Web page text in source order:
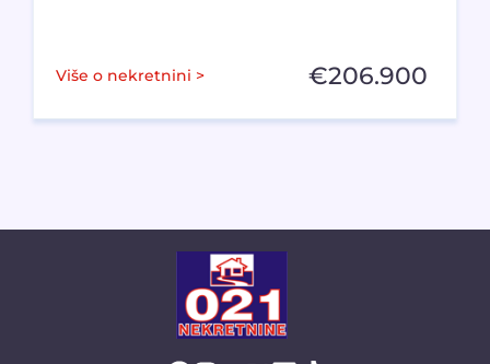
Više o nekretnini > €206.900